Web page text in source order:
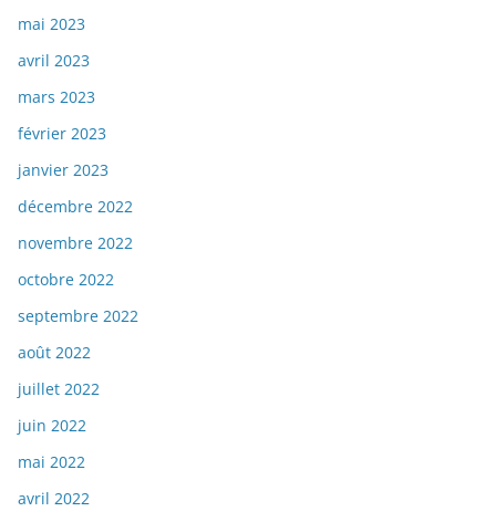
mai 2023
avril 2023
mars 2023
février 2023
janvier 2023
décembre 2022
novembre 2022
octobre 2022
septembre 2022
août 2022
juillet 2022
juin 2022
mai 2022
avril 2022